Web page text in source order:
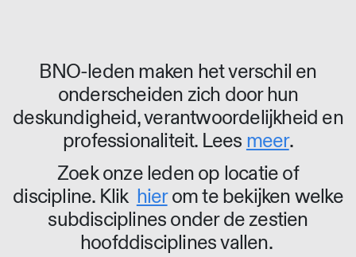
BNO-leden maken het verschil en
onderscheiden zich door hun
deskundigheid, verantwoordelijkheid en
professionaliteit. Lees meer.
Zoek onze leden op locatie of
discipline. Klik hierom te bekijken welke
subdisciplines onder de zestien
hoofddisciplines vallen.